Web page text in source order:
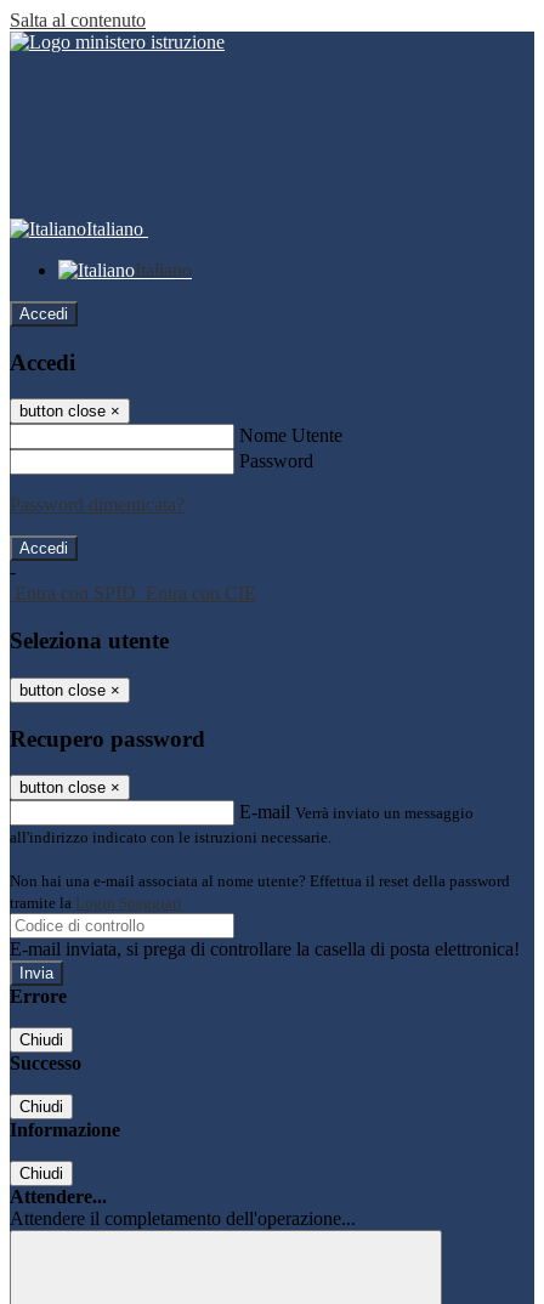
Salta al contenuto
Italiano
Italiano
Accedi
Accedi
button close ×
Nome Utente
Password
Password dimenticata?
-
Entra con SPID Entra con CIE
Seleziona utente
button close ×
Recupero password
button close ×
E-mail Verrà inviato un messaggio
all'indirizzo indicato con le istruzioni necessarie.
Non hai una e-mail associata al nome utente? Effettua il reset della password
tramite la Login Spaggiari
E-mail inviata, si prega di controllare la casella di posta elettronica!
Errore
Chiudi
Successo
Chiudi
Informazione
Chiudi
Attendere...
Attendere il completamento dell'operazione...